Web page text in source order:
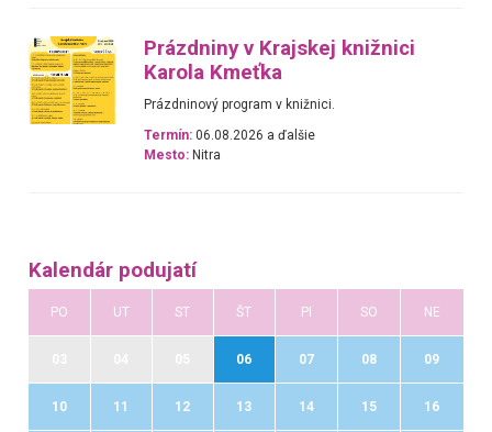
Prázdniny v Krajskej knižnici
Karola Kmeťka
Prázdninový program v knižnici.
Termín: 06.08.2026 a ďalšie
Mesto: Nitra
Kalendár podujatí
PO UT ST ŠT PI SO NE
06 07 08 09
10 11 12 13 14 15 16